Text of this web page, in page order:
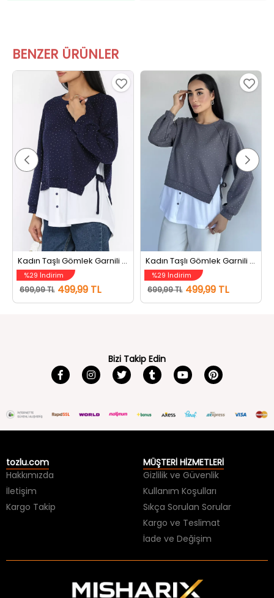
%29 İndirim
699,99 TL 499,99 TL
%29 İndirim
699,99 TL 499,99 TL
Hakkımızda
İletişim
Kargo Takip
Gizlilik ve Güvenlik
Kullanım Koşulları
Sıkça Sorulan Sorular
Kargo ve Teslimat
İade ve Değişim
tarafından tasarlanmış ve geliştirilmiştir.